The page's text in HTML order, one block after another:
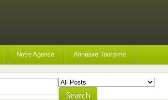
Notre Agence Annuaire Tourisme